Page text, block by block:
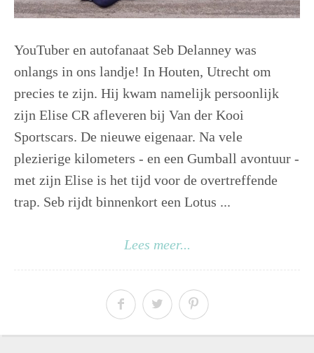
YouTuber en autofanaat Seb Delanney was
onlangs in ons landje! In Houten, Utrecht om
precies te zijn. Hij kwam namelijk persoonlijk
zijn Elise CR afleveren bij Van der Kooi
Sportscars. De nieuwe eigenaar. Na vele
plezierige kilometers - en een Gumball avontuur -
met zijn Elise is het tijd voor de overtreffende
trap. Seb rijdt binnenkort een Lotus ...
Lees meer...